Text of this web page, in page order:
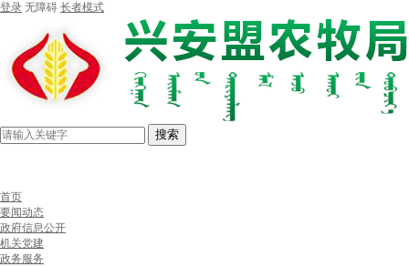
登录 无障碍 长者模式
搜索
首页
要闻动态
政府信息公开
机关党建
政务服务